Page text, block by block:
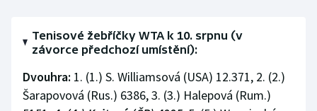
Tenisové žebříčky WTA k 10. srpnu (v
závorce předchozí umístění):
Dvouhra: 1. (1.) S. Williamsová (USA) 12.371, 2. (2.)
Šarapovová (Rus.) 6386, 3. (3.) Halepová (Rum.)